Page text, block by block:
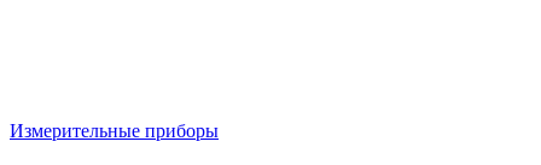
Измерительные приборы